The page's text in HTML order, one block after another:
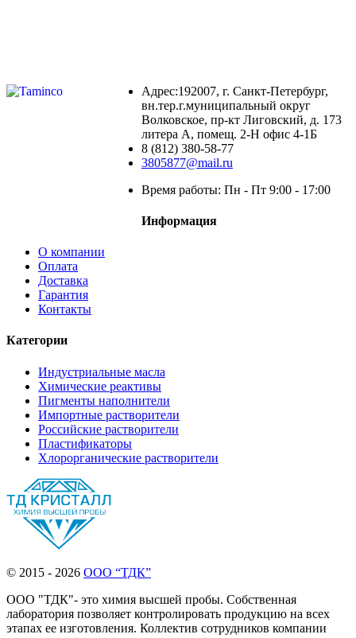
Адрес:192007, г. Санкт-Петербург,
вн.тер.г.муниципальный округ
Волковское, пр-кт Лиговский, д. 173
литера А, помещ. 2-Н офис 4-1Б
8 (812) 380-58-77
3805877@mail.ru
Время работы: Пн - Пт 9:00 - 17:00
Информация
О компании
Оплата
Доставка
Гарантия
Контакты
Категории
Индустриальные масла
Химические реактивы
Пигменты наполнители
Импортные растворители
Российские растворители
Пластификаторы
Хлорорганические растворители
© 2015 - 2026 ООО “ТДК”
ООО "ТДК"- это химия высшей пробы. Собственная
лаборатория позволяет контролировать продукцию на всех
этапах ее изготовления. Коллектив сотрудников компании